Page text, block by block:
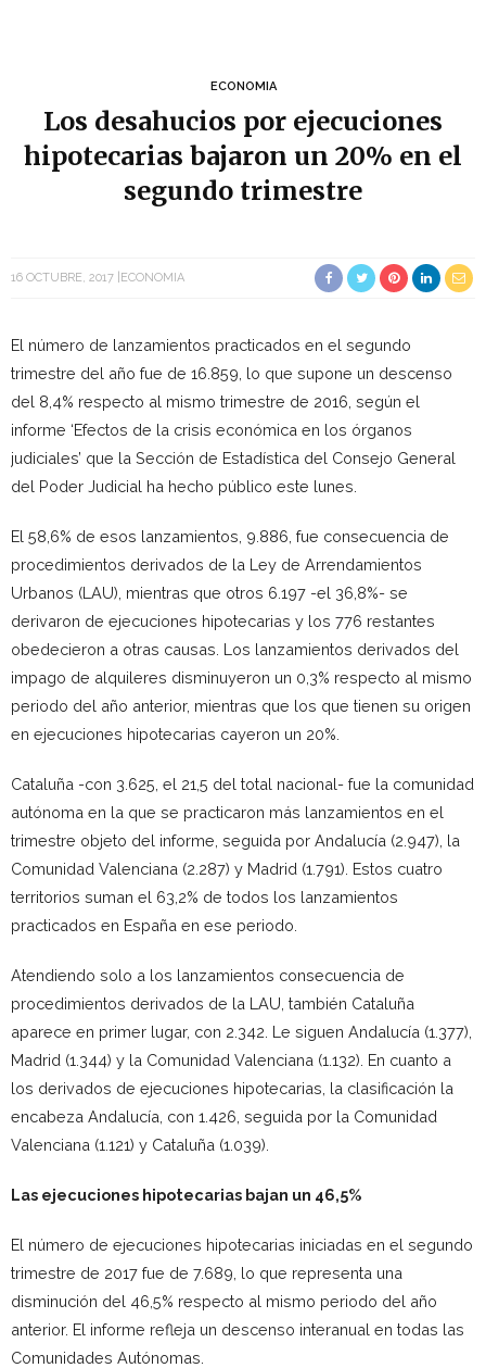
ECONOMIA
Los desahucios por ejecuciones
hipotecarias bajaron un 20% en el
segundo trimestre
16 OCTUBRE, 2017 ECONOMIA
El número de lanzamientos practicados en el segundo
trimestre del año fue de 16.859, lo que supone un descenso
del 8,4% respecto al mismo trimestre de 2016, según el
informe ‘Efectos de la crisis económica en los órganos
judiciales’ que la Sección de Estadística del Consejo General
del Poder Judicial ha hecho público este lunes.
El 58,6% de esos lanzamientos, 9.886, fue consecuencia de
procedimientos derivados de la Ley de Arrendamientos
Urbanos (LAU), mientras que otros 6.197 -el 36,8%- se
derivaron de ejecuciones hipotecarias y los 776 restantes
obedecieron a otras causas. Los lanzamientos derivados del
impago de alquileres disminuyeron un 0,3% respecto al mismo
periodo del año anterior, mientras que los que tienen su origen
en ejecuciones hipotecarias cayeron un 20%.
Cataluña -con 3.625, el 21,5 del total nacional- fue la comunidad
autónoma en la que se practicaron más lanzamientos en el
trimestre objeto del informe, seguida por Andalucía (2.947), la
Comunidad Valenciana (2.287) y Madrid (1.791). Estos cuatro
territorios suman el 63,2% de todos los lanzamientos
practicados en España en ese periodo.
Atendiendo solo a los lanzamientos consecuencia de
procedimientos derivados de la LAU, también Cataluña
aparece en primer lugar, con 2.342. Le siguen Andalucía (1.377),
Madrid (1.344) y la Comunidad Valenciana (1.132). En cuanto a
los derivados de ejecuciones hipotecarias, la clasificación la
encabeza Andalucía, con 1.426, seguida por la Comunidad
Valenciana (1.121) y Cataluña (1.039).
Las ejecuciones hipotecarias bajan un 46,5%
El número de ejecuciones hipotecarias iniciadas en el segundo
trimestre de 2017 fue de 7.689, lo que representa una
disminución del 46,5% respecto al mismo periodo del año
anterior. El informe refleja un descenso interanual en todas las
Comunidades Autónomas.